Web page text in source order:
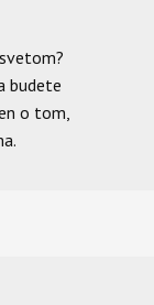
budete
o tom,